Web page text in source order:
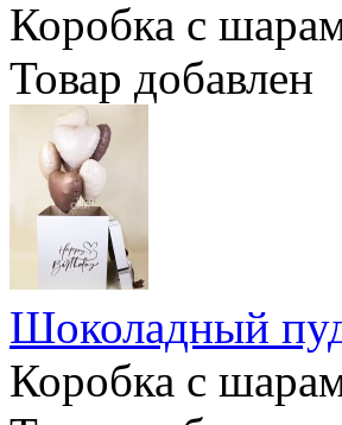
Коробка с
Товар добавлен
Шоколадный
Коробка с